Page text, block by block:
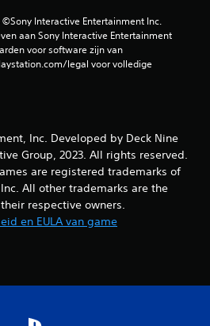
Interactive Entertainment Inc.
aan Sony Interactive Entertainment
voor software zijn van
legal voor volledige
Inc. Developed by Deck Nine
Group, 2023. All rights reserved.
are registered trademarks of
All other trademarks are the
respective owners.
en EULA van game